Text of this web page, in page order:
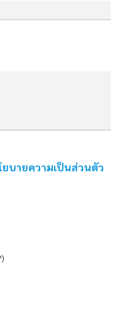
ยบายความเป็นส่วนตัว